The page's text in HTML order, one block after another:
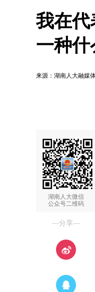
我在代
一种什
来源：湖南人大融媒
湖南人大微信
公众号二维码
—分享—